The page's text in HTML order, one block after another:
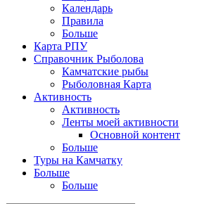
Календарь
Правила
Больше
Карта РПУ
Справочник Рыболова
Камчатские рыбы
Рыболовная Карта
Активность
Активность
Ленты моей активности
Основной контент
Больше
Туры на Камчатку
Больше
Больше